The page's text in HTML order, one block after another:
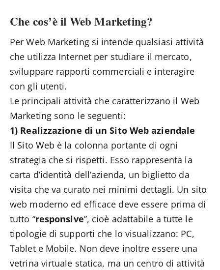
Che cos’è il Web Marketing?
Per Web Marketing si intende qualsiasi attività
che utilizza Internet per studiare il mercato,
sviluppare rapporti commerciali e interagire
con gli utenti.
Le principali attività che caratterizzano il Web
Marketing sono le seguenti:
1) Realizzazione di un Sito Web aziendale
Il Sito Web è la colonna portante di ogni
strategia che si rispetti. Esso rappresenta la
carta d’identità dell’azienda, un biglietto da
visita che va curato nei minimi dettagli. Un sito
web moderno ed efficace deve essere prima di
tutto “responsive”, cioè adattabile a tutte le
tipologie di supporti che lo visualizzano: PC,
Tablet e Mobile. Non deve inoltre essere una
vetrina virtuale statica, ma un centro di attività